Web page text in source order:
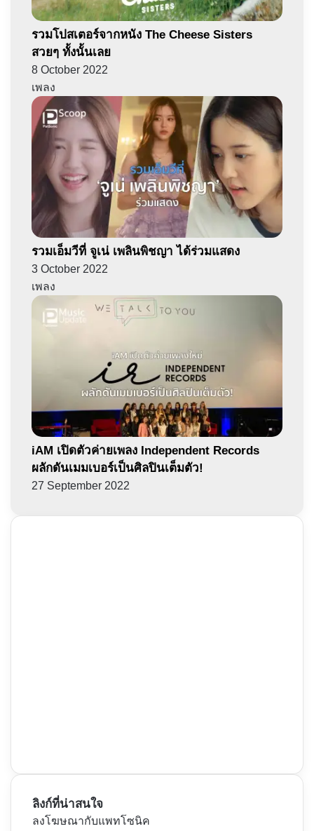
รวมโปสเตอร์จากหนัง The Cheese Sisters
สวยๆ ทั้งนั้นเลย
8 October 2022
เพลง
รวมเอ็มวีที่ จูเน่ เพลินพิชญา ได้ร่วมแสดง
3 October 2022
เพลง
iAM เปิดตัวค่ายเพลง Independent Records
ผลักดันเมมเบอร์เป็นศิลปินเต็มตัว!
27 September 2022
ลิงก์ที่น่าสนใจ
ลงโฆษณากับแพทโซนิค